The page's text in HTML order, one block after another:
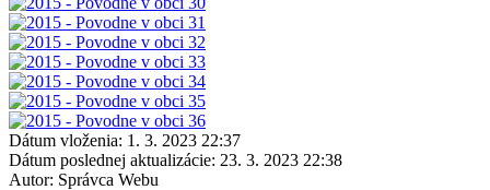
Dátum vloženia: 1. 3. 2023 22:37
Dátum poslednej aktualizácie: 23. 3. 2023 22:38
Autor: Správca Webu